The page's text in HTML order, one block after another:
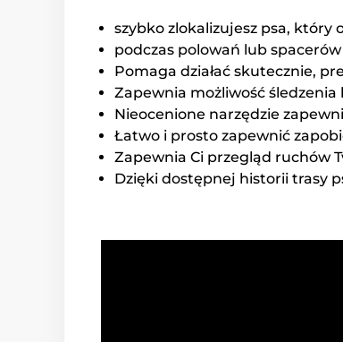
szybko zlokalizujesz psa, który
podczas polowań lub
Pomaga działać skutecznie,
Zapewnia możliwość
Nieocenione narzędzie
Łatwo i prosto zapewnić
Zapewnia Ci przegląd ruchów
Dzięki dostępnej historii trasy